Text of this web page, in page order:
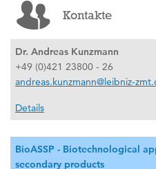
Kontakte
Dr. Andreas Kunzmann
+49 (0)421 23800 - 26
andreas.kunzmann@leibniz-
Details
BioASSP - Biotechnological
secondary products